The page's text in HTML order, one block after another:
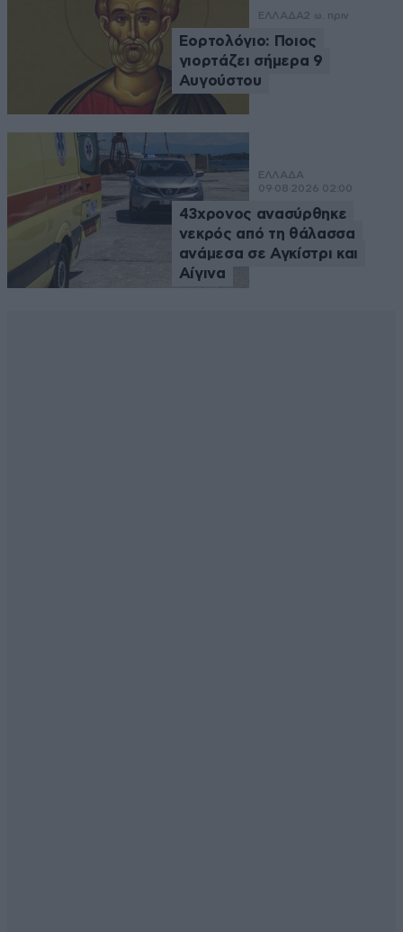
ΕΛΛΑΔΑ2 ω. πριν
Εορτολόγιο: Ποιος
γιορτάζει σήμερα 9
Αυγούστου
ΕΛΛΑΔΑ
09·08·2026 02:00
43χρονος ανασύρθηκε
νεκρός από τη θάλασσα
ανάμεσα σε Αγκίστρι και
Αίγινα